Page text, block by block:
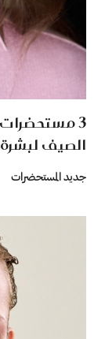
3
الصيف
جديد المستحضرات